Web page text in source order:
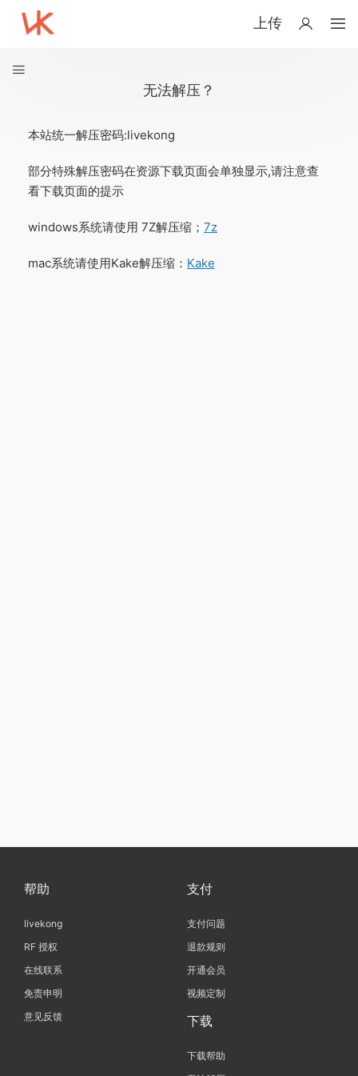
上传
无法解压？
本站统一解压密码:livekong
部分特殊解压密码在资源下载页面会单独显示,请注意查
看下载页面的提示
windows系统请使用 7Z解压缩； 7z
mac系统请使用Kake解压缩： Kake
帮助
livekong
RF 授权
在线联系
免责申明
意见反馈
支付
支付问题
退款规则
开通会员
视频定制
下载
下载帮助